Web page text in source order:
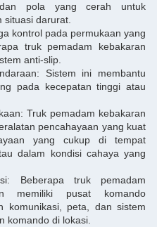
pola yang cerah untuk
situasi darurat.
kontrol pada permukaan yang
truk pemadam kebakaran
anti-slip.
Sistem ini membantu
pada kecepatan tinggi atau
Truk pemadam kebakaran
pencahayaan yang kuat
yang cukup di tempat
dalam kondisi cahaya yang
Beberapa truk pemadam
memiliki pusat komando
komunikasi, peta, dan sistem
komando di lokasi.